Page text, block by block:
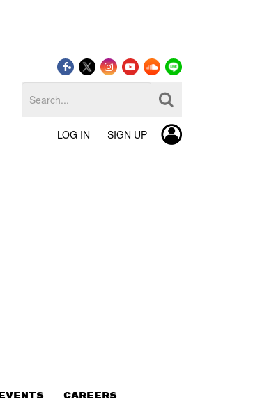
LOG IN SIGN UP
EVENTS CAREERS